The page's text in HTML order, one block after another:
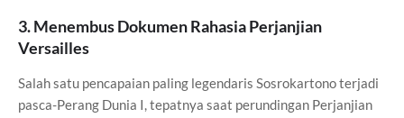
3. Menembus Dokumen Rahasia Perjanjian
Versailles
Salah satu pencapaian paling legendaris Sosrokartono terjadi
pasca-Perang Dunia I, tepatnya saat perundingan Perjanjian